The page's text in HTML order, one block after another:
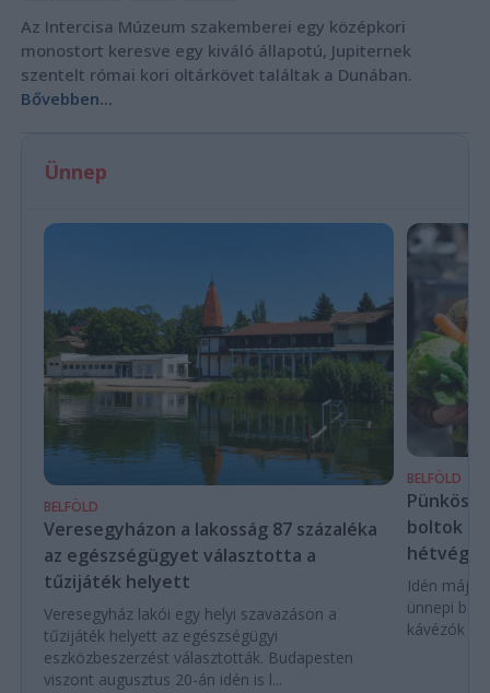
Az Intercisa Múzeum szakemberei egy középkori
monostort keresve egy kiváló állapotú, Jupiternek
szentelt római kori oltárkövet találtak a Dunában.
Bővebben...
Ünnep
BELFÖLD
Veresegyházon a lakosság 87 százaléka
az egészségügyet választotta a
tűzijáték helyett
Veresegyház lakói egy helyi szavazáson a
tűzijáték helyett az egészségügyi
eszközbeszerzést választották. Budapesten
viszont augusztus 20-án idén is l...
BELFÖLD
boltok –
Idén
ünnepi
kávézók